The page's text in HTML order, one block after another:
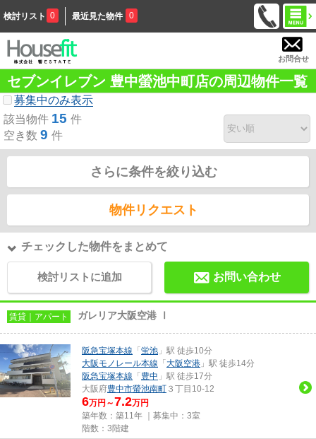
検討リスト 0 最近見た物件 0
お問合せ
セブンイレブン 豊中螢池中町店の周辺物件一覧
募集中のみ表示
該当物件 15 件
空き数 9 件
さらに条件を絞り込む
物件リクエスト
チェックした物件をまとめて
検討リストに追加 お問い合わせ
賃貸｜アパート ガレリア大阪空港 Ⅰ
阪急宝塚本線 「 蛍池 」駅 徒歩10分
大阪モノレール本線 「 大阪空港 」駅 徒歩14分
阪急宝塚本線 「 豊中 」駅 徒歩17分
大阪府豊中市螢池南町 ３丁目10-12
6万円～7.2万円
築年数：築11年 ｜募集中： 3室
階数：3階建